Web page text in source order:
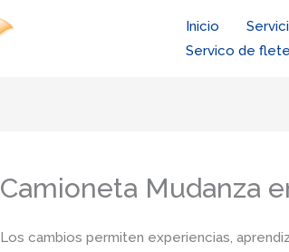
Inicio
Servico de
Camioneta Mudanza
Los cambios permiten experiencias,